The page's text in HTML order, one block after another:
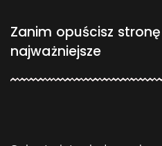
Zanim opuścisz
najważniejsze